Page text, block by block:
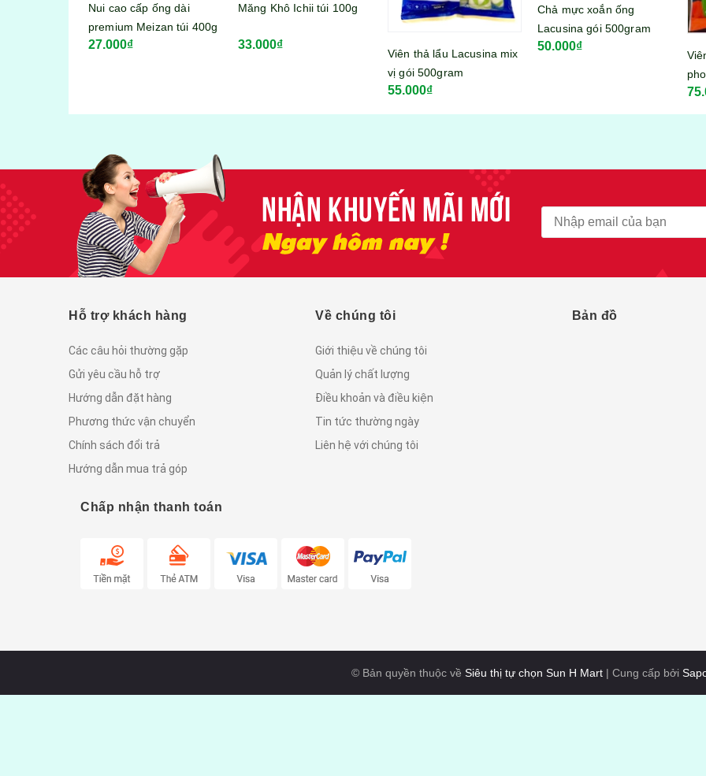
Măng Khô Ichii túi 100g
33.000₫
Chả mực xoắn ống
Mì
lớn
Hỗ trợ khách hàng
Các câu hỏi thường gặp
Gửi yêu cầu hỗ trợ
Hướng dẫn đặt hàng
Phương thức vận chuyển
Chính sách đổi trả
Hướng dẫn mua trả góp
Về chúng tôi
Giới thiệu về chúng tôi
Quản lý chất lượng
Điều khoản và điều kiện
Tin tức thường ngày
Liên hệ với chúng tôi
Chấp nhận thanh toán
Bản đồ
© Bản quyền thuộc về Siêu thị tự chọn Sun H Mart| Cung cấp bởi